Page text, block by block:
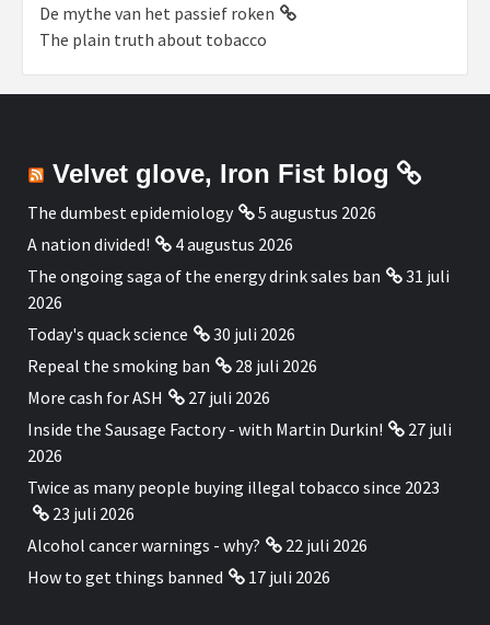
De mythe van het passief roken
The plain truth about tobacco
Velvet glove, Iron Fist blog
The dumbest epidemiology
5 augustus 2026
A nation divided!
4 augustus 2026
The ongoing saga of the energy drink sales ban
31 juli
2026
Today's quack science
30 juli 2026
Repeal the smoking ban
28 juli 2026
More cash for ASH
27 juli 2026
Inside the Sausage Factory - with Martin Durkin!
27 juli
2026
Twice as many people buying illegal tobacco since 2023
23 juli 2026
Alcohol cancer warnings - why?
22 juli 2026
How to get things banned
17 juli 2026